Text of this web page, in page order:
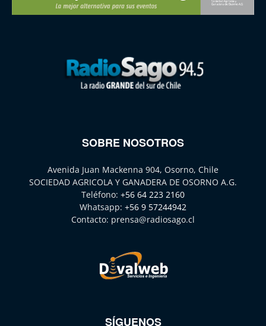
SOBRE NOSOTROS
Avenida Juan Mackenna 904, Osorno, Chile
SOCIEDAD AGRICOLA Y GANADERA DE OSORNO A.G.
Teléfono: +56 64 223 2160
Whatsapp: +56 9 57244942
Contacto: prensa@radiosago.cl
SÍGUENOS